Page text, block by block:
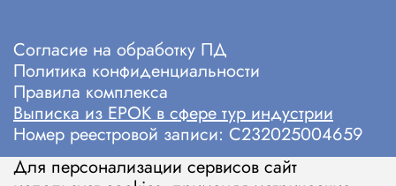
Cогласие на обработку ПД
Политика конфиденциальности
Правила комплекса
Выписка из ЕРОК в сфере тур индустрии
Номер реестровой записи: С232025004659
Для персонализации сервисов сайт